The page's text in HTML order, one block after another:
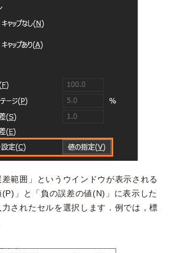
範囲」というウインドウが表示される
」と「負の誤差の値(N)」に表示した
されたセルを選択します．例では，標